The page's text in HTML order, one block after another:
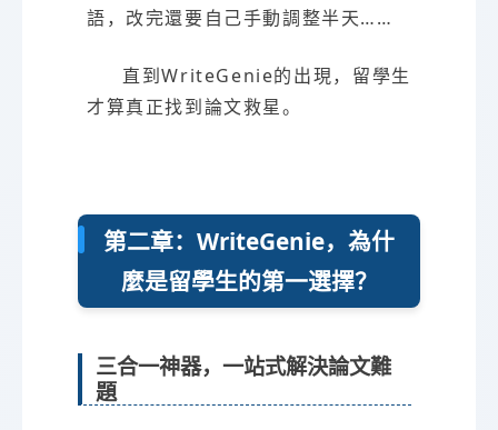
語，改完還要自己手動調整半天……
直到WriteGenie的出現，留學生
才算真正找到論文救星。
第二章：WriteGenie，為什
麼是留學生的第一選擇？
三合一神器，一站式解決論文難
題